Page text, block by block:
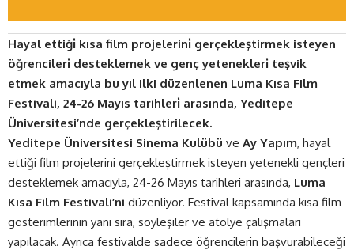
Hayal ettiği̇ kısa film projelerini̇ gerçekleştirmek isteyen
öğrencileri̇ desteklemek ve genç yetenekleri̇ teşvik
etmek amacıyla bu yıl ilki düzenlenen Luma Kısa Film
Festivali, 24-26 Mayıs tarihleri̇ arasında, Yeditepe
Üniversitesi’nde gerçekleştirilecek.
Yeditepe Üniversitesi Sinema Kulübü ve Ay Yapım, hayal
ettiği film projelerini gerçekleştirmek isteyen yetenekli gençleri
desteklemek amacıyla, 24-26 Mayıs tarihleri arasında, Luma
Kısa Film Festivali’ni düzenliyor. Festival kapsamında kısa film
gösterimlerinin yanı sıra, söyleşiler ve atölye çalışmaları
yapılacak. Ayrıca festivalde sadece öğrencilerin başvurabileceği